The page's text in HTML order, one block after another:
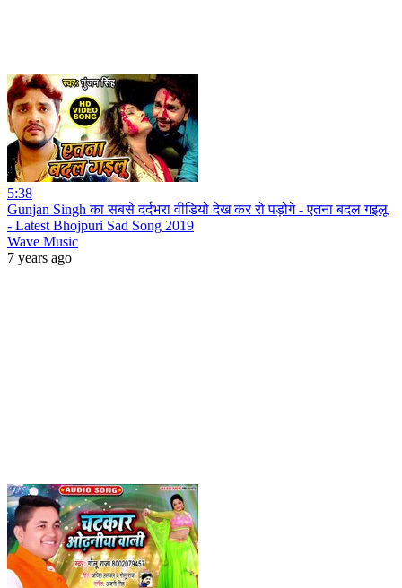
5:38
Gunjan Singh का सबसे दर्दभरा वीडियो देख कर रो पड़ोगे - एतना बदल गइलू
- Latest Bhojpuri Sad Song 2019
Wave Music
7 years ago